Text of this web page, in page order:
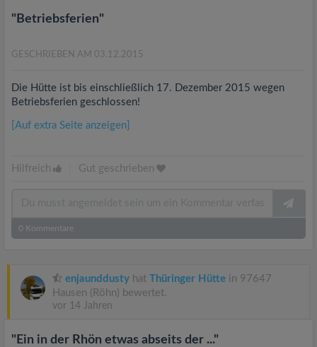
"Betriebsferien"
GESCHRIEBEN AM 03.12.2015
Die Hütte ist bis einschließlich 17. Dezember 2015 wegen
Betriebsferien geschlossen!
[Auf extra Seite anzeigen]
Hilfreich Gut geschrieben
0 Kommentare
enjaunddusty hat Thüringer Hütte in 97647
Hausen (Röhn) bewertet.
vor 14 Jahren
"Ein in der Rhön etwas abseits der ..."